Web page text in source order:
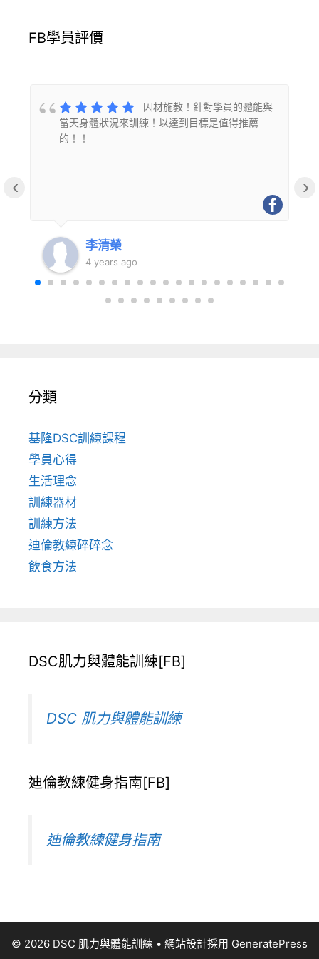
FB學員評價
因材施教！針對學員的體能與
當天身體狀況來訓練！以達到目標是值得推薦
的！！
李清榮
4 years ago
‹ ›
分類
基隆DSC訓練課程
學員心得
生活理念
訓練器材
訓練方法
迪倫教練碎碎念
飲食方法
DSC肌力與體能訓練[FB]
DSC 肌力與體能訓練
迪倫教練健身指南[FB]
迪倫教練健身指南
© 2026 DSC 肌力與體能訓練 • 網站設計採用 GeneratePress